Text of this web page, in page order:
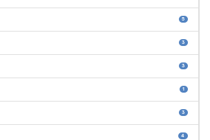
5
3
3
1
3
4